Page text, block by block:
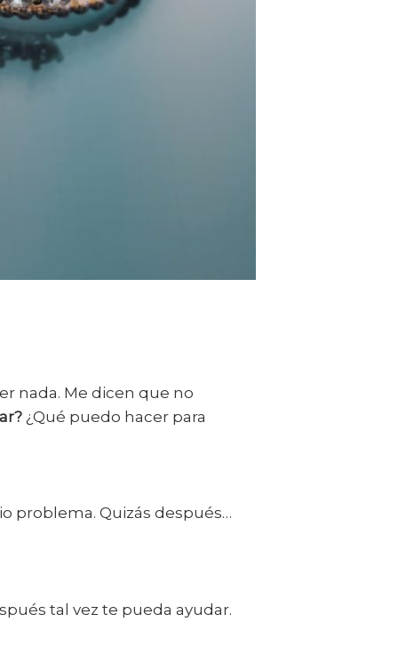
nada. Me dicen que no
¿Qué puedo hacer para
problema. Quizás después…
tal vez te pueda ayudar.